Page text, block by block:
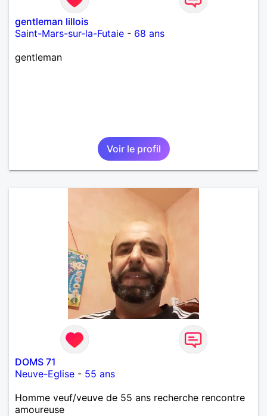
gentleman lillois
Saint-Mars-sur-la-Futaie - 68 ans
gentleman
Voir le profil
DOMS 71
Neuve-Eglise - 55 ans
Homme veuf/veuve de 55 ans recherche rencontre
amoureuse